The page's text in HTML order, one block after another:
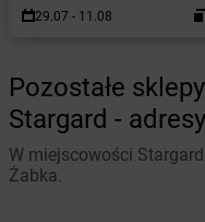
29.07 - 11.08
Pozostałe
Stargard -
W miejscowości
Żabka.